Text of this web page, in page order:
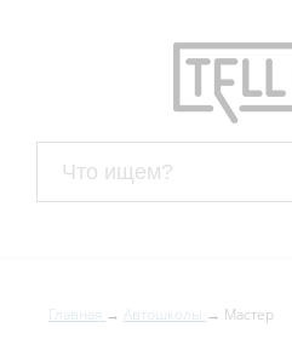
Главная Автошколы Мастер